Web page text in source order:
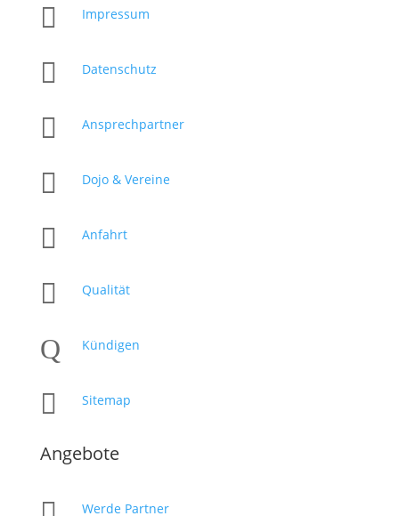
 Impressum
 Datenschutz
 Ansprechpartner
 Dojo & Vereine
 Anfahrt
 Qualität
Q Kündigen
 Sitemap
Angebote
Werde Partner